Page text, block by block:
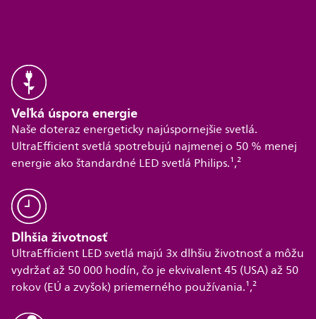
Veľká úspora energie
Naše doteraz energeticky najúspornejšie svetlá.
UltraEfficient svetlá spotrebujú najmenej o 50 % menej
energie ako štandardné LED svetlá Philips.¹,²
Dlhšia životnosť
UltraEfficient LED svetlá majú 3x dlhšiu životnosť a môžu
vydržať až 50 000 hodín, čo je ekvivalent 45 (USA) až 50
rokov (EÚ a zvyšok) priemerného používania.¹,²